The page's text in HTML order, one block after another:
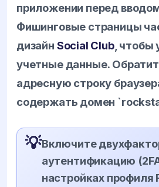
приложении перед
Фишинговые страницы
дизайн Social Club, чтобы
учетные данные.
адресную строку
содержать домен
💡Включите
аутентификацию
настройках профиля